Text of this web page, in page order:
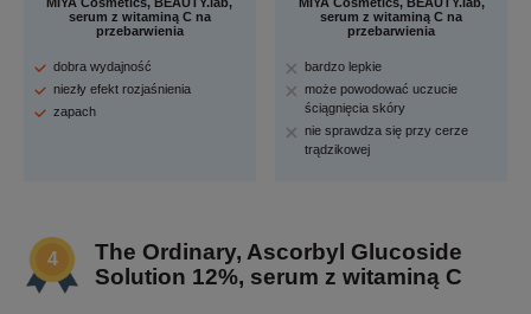
serum z witaminą C na
przebarwienia
dobra wydajność
niezły efekt rozjaśnienia
zapach
serum z witaminą C na
przebarwienia
bardzo lepkie
może powodować uczucie
ściągnięcia skóry
nie sprawdza się przy cerze
trądzikowej
The Ordinary, Ascorbyl Glucoside
Solution 12%, serum z witaminą C